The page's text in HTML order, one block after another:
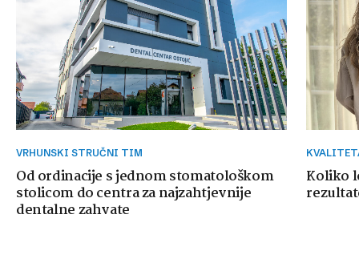
VRHUNSKI STRUČNI TIM
Od ordinacije s jednom stomatološkom
stolicom do centra za najzahtjevnije
dentalne zahvate
Koliko